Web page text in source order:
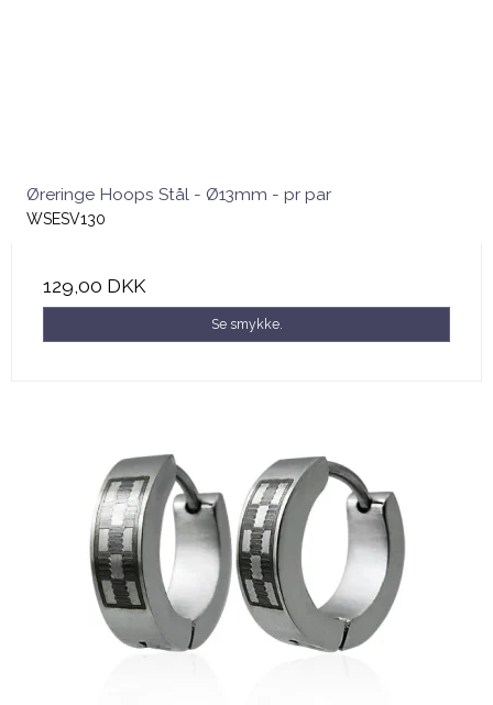
Øreringe Hoops Stål - Ø13mm - pr par
WSESV130
129,00 DKK
Se smykke.